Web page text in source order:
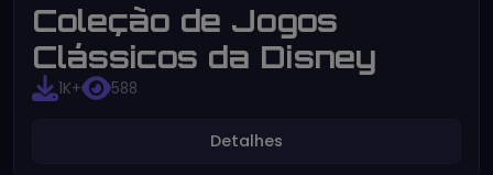
Coleção de Jogos
Clássicos da Disney
1K+ 588
Detalhes